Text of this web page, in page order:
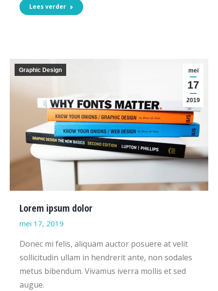
Lees verder
mei
17
2019
Graphic Design
Lorem ipsum dolor
mei 17, 2019
Donec mi felis, aliquam auctor posuere at velit
sollicitudin ullam in hendrerit ante, non sodales
metus bibendum. Vivamus iverra mollis et sed
augue.